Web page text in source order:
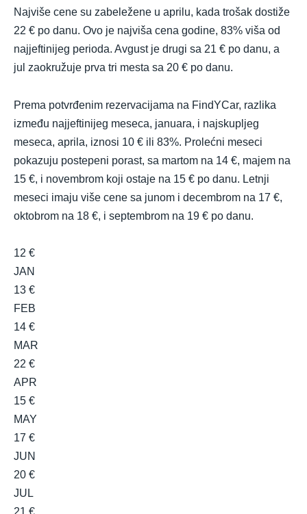
Najviše cene su zabeležene u aprilu, kada trošak dostiže
22 € po danu. Ovo je najviša cena godine, 83% viša od
najjeftinijeg perioda. Avgust je drugi sa 21 € po danu, a
jul zaokružuje prva tri mesta sa 20 € po danu.
Prema potvrđenim rezervacijama na FindYCar, razlika
između najjeftinijeg meseca, januara, i najskupljeg
meseca, aprila, iznosi 10 € ili 83%. Prolećni meseci
pokazuju postepeni porast, sa martom na 14 €, majem na
15 €, i novembrom koji ostaje na 15 € po danu. Letnji
meseci imaju više cene sa junom i decembrom na 17 €,
oktobrom na 18 €, i septembrom na 19 € po danu.
12 €
JAN
13 €
FEB
14 €
MAR
22 €
APR
15 €
MAY
17 €
JUN
20 €
JUL
21 €